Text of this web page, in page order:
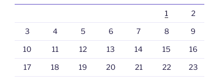
1 2
3 4 5 6 7 8 9
10 11 12 13 14 15 16
17 18 19 20 21 22 23